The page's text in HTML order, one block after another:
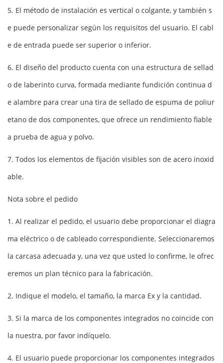
5. El método de instalación es vertical o colgante, y también s
e puede personalizar según los requisitos del usuario. El cabl
e de entrada puede ser superior o inferior.
6. El diseño del producto cuenta con una estructura de sellad
o de laberinto curva, formada mediante fundición continua d
e alambre para crear una tira de sellado de espuma de poliur
etano de dos componentes, que ofrece un rendimiento fiable
a prueba de agua y polvo.
7. Todos los elementos de fijación visibles son de acero inoxid
able.
Nota sobre el pedido
1. Al realizar el pedido, el usuario debe proporcionar el diagra
ma eléctrico o de cableado correspondiente. Seleccionaremos
la carcasa adecuada y, una vez que usted lo confirme, le ofrec
eremos un plan técnico para la fabricación.
2. Indique el modelo, el tamaño, la marca Ex y la cantidad.
3. Si la marca de los componentes integrados no coincide con
la nuestra, por favor indíquelo.
4. El usuario puede proporcionar los componentes integrados